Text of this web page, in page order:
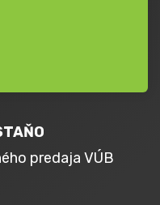
predaja VÚB